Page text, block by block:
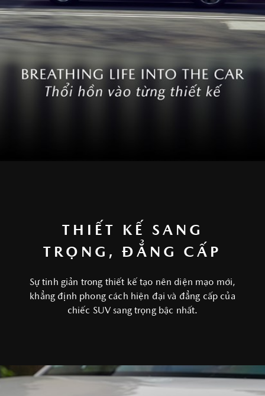
THIẾT KẾ SANG
TRỌNG, ĐẲNG CẤP
Sự tinh giản trong thiết kế tạo nên diện mạo mới,
khẳng định phong cách hiện đại và đẳng cấp của
chiếc SUV sang trọng bậc nhất.